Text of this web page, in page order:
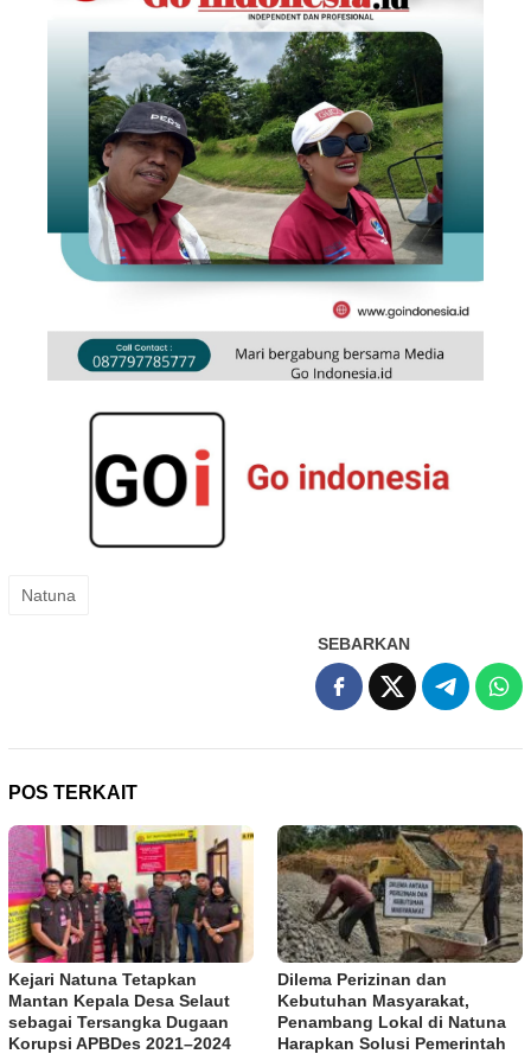
Natuna
SEBARKAN
POS TERKAIT
Kejari Natuna Tetapkan
Mantan Kepala Desa Selaut
sebagai Tersangka Dugaan
Korupsi APBDes 2021–2024
Dilema Perizinan dan
Kebutuhan Masyarakat,
Penambang Lokal di Natuna
Harapkan Solusi Pemerintah